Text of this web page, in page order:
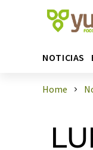
NOTICIAS
Home